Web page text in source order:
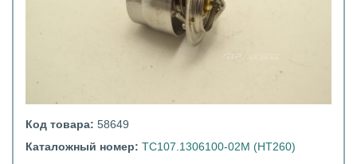
Код товара: 58649
Каталожный номер: ТС107.1306100-02М (HT260)